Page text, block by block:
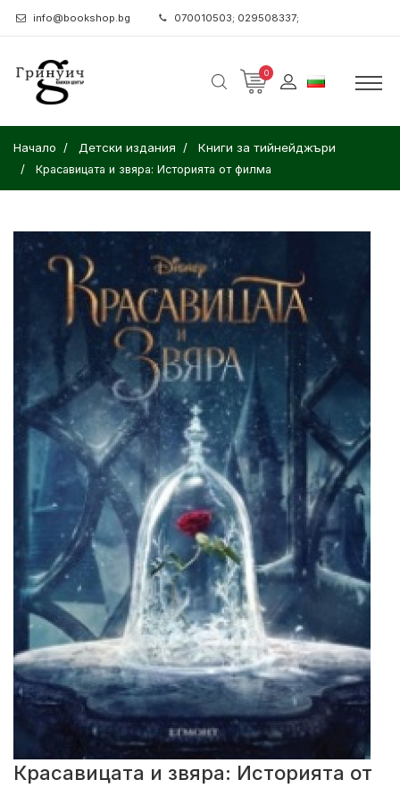
info@bookshop.bg 070010503; 029508337;
0
Начало Детски издания Книги за тийнейджъри
Красавицата и звяра: Историята от филма
Красавицата и звяра: Историята от